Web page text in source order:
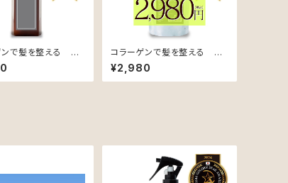
ンで髪を整える Hy
Treatment（ロ
スの香り）【ダメー
コラーゲンで髪を整える Hy
dro Repair Shampoo（ロ
ーズ&カシスの香り）【ダメー
ジケア用】【リフィル】
¥2,980